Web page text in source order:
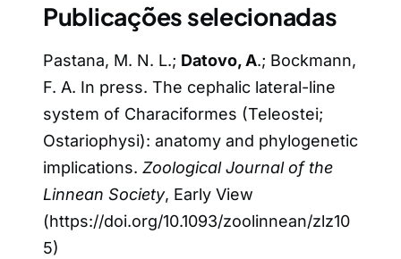
Publicações selecionadas
Pastana, M. N. L.; Datovo, A.; Bockmann,
F. A. In press. The cephalic lateral-line
system of Characiformes (Teleostei;
Ostariophysi): anatomy and phylogenetic
implications. Zoological Journal of the
Linnean Society, Early View
(https://doi.org/10.1093/zoolinnean/zlz10
5)